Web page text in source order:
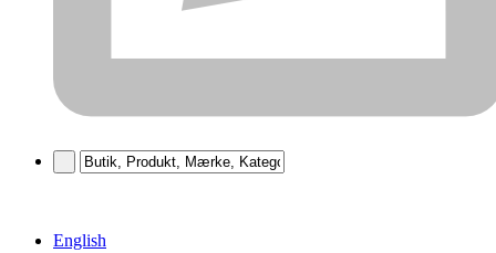
English